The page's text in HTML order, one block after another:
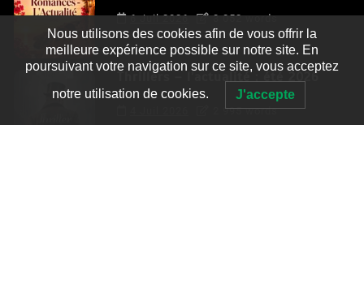
6 Juil 2026 3 052 words
Thrillers – l’actualité : été 2026
2 995 words
Nous utilisons des cookies afin de vous offrir la
meilleure expérience possible sur notre site. En
poursuivant votre navigation sur ce site, vous acceptez
notre utilisation de cookies. J'accepte